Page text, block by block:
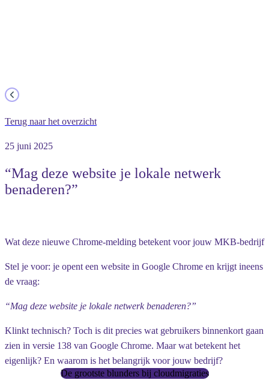
Terug naar het overzicht
25 juni 2025
“Mag deze website je lokale netwerk
benaderen?”
Wat deze nieuwe Chrome-melding betekent voor jouw MKB-bedrijf
Stel je voor: je opent een website in Google Chrome en krijgt ineens
de vraag:
“Mag deze website je lokale netwerk benaderen?”
Klinkt technisch? Toch is dit precies wat gebruikers binnenkort gaan
zien in versie 138 van Google Chrome. Maar wat betekent het
eigenlijk? En waarom is het belangrijk voor jouw bedrijf?
De grootste blunders bij cloudmigraties